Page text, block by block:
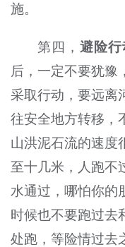
施。
第四，避险行
后，一定不要犹豫
采取行动，要远离
往安全地方转移，
山洪泥石流的速度
至十几米，人跑不
水通过，哪怕你的
时候也不要跑过去
处跑，等险情过去